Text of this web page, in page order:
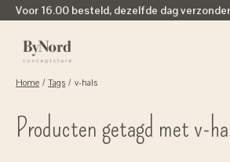
Voor 16.00 besteld, dezelfde dag
Home / Tags / v-hals
Producten getagd met v-